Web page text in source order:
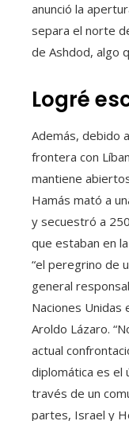
anunció la
separa el norte
de Ashdod, algo
Logré
Además, debido
frontera con
mantiene
Hamás mató a
y secuestró a
que estaban en
“el peregrino de
general
Naciones Unidas
Aroldo Lázaro.
actual
diplomática es el
través de un
partes, Israel y